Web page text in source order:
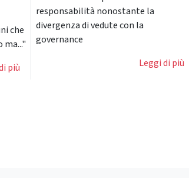
che
più
responsabilità nonostante la
divergenza di vedute con la
governance
Leggi di più